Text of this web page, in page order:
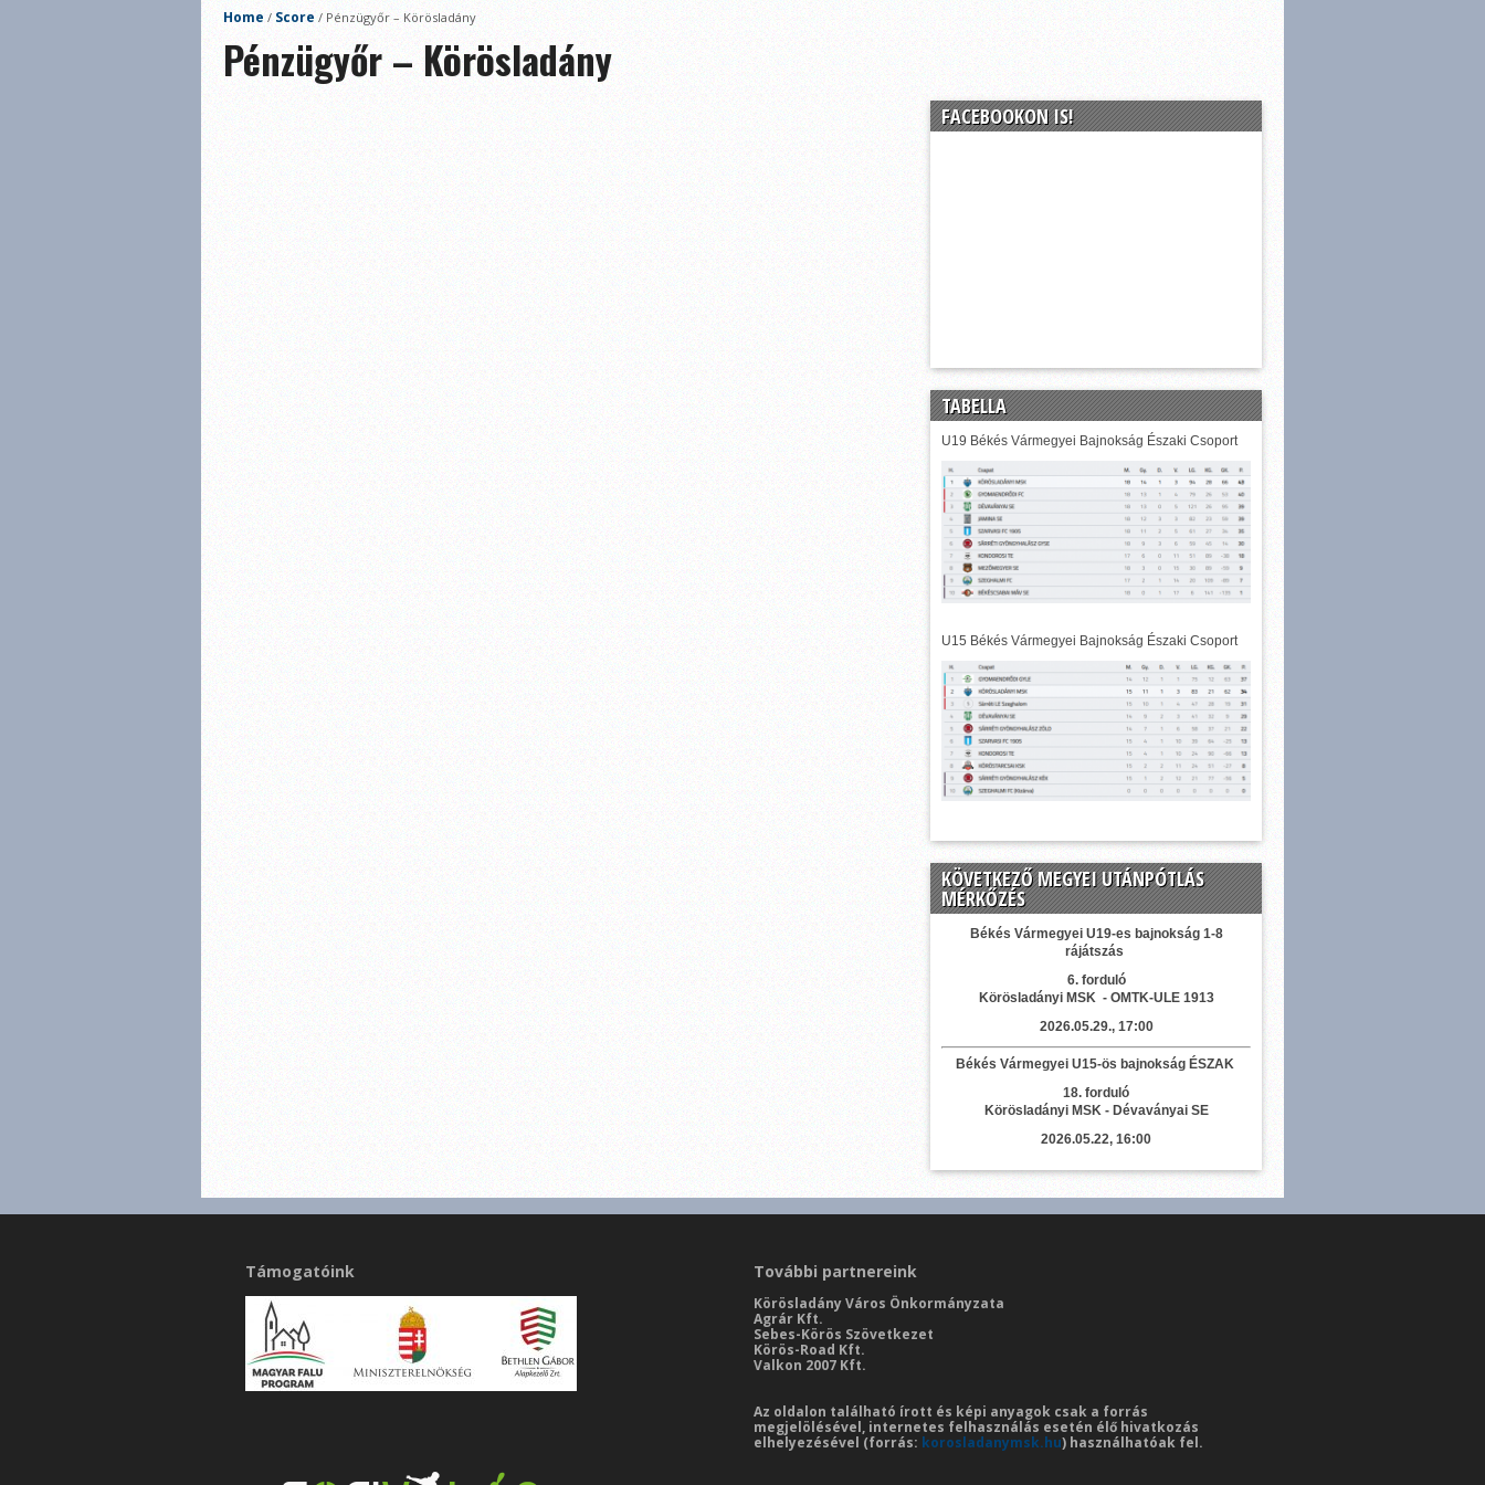
Home / Score / Pénzügyőr – Körösladány
Pénzügyőr – Körösladány
FACEBOOKON IS!
TABELLA
U19 Békés Vármegyei Bajnokság Északi Csoport
U15 Békés Vármegyei Bajnokság Északi Csoport
KÖVETKEZŐ MEGYEI UTÁNPÓTLÁS
MÉRKŐZÉS
Békés Vármegyei U19-es bajnokság 1-8
rájátszás
6. forduló
Körösladányi MSK - OMTK-ULE 1913
2026.05.29., 17:00
Békés Vármegyei U15-ös bajnokság ÉSZAK
18. forduló
Körösladányi MSK - Dévaványai SE
2026.05.22, 16:00
Támogatóink További partnereink
Körösladány Város Önkormányzata
Agrár Kft.
Sebes-Körös Szövetkezet
Körös-Road Kft.
Valkon 2007 Kft.
Az oldalon található írott és képi anyagok csak a forrás
megjelölésével, internetes felhasználás esetén élő hivatkozás
elhelyezésével (forrás: korosladanymsk.hu) használhatóak fel.